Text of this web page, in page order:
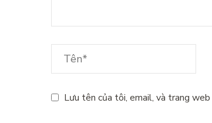
Lưu tên của tôi, email, và trang